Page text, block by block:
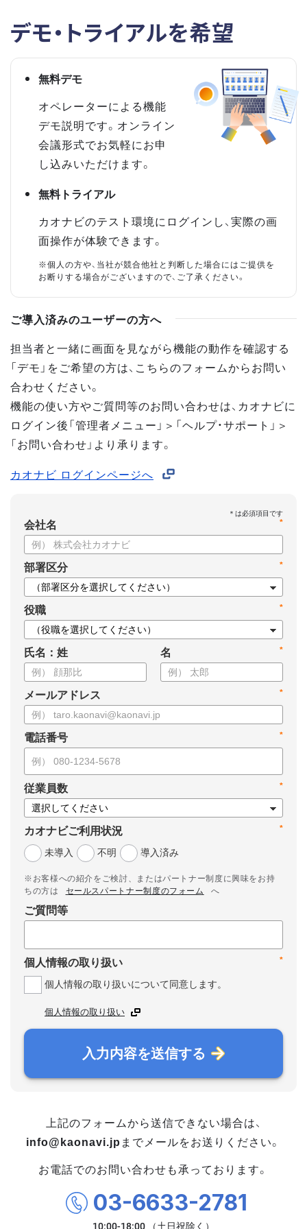
デモ・トライアルを希望
無料デモ
オペレーターによる機能
デモ説明です。オンライン
会議形式でお気軽にお申
し込みいただけます。
無料トライアル
カオナビのテスト環境にログインし、実際の画
面操作が体験できます。
※個人の方や、当社が競合他社と判断した場合にはご提供を
お断りする場合がございますので、ご了承ください。
ご導入済みのユーザーの方へ
担当者と一緒に画面を見ながら機能の動作を確認する
「デモ」をご希望の方は、こちらのフォームからお問い
合わせください。
機能の使い方やご質問等のお問い合わせは、カオナビに
ログイン後「管理者メニュー」＞「ヘルプ・サポート」＞
「お問い合わせ」より承ります。
カオナビ ログインページへ
*
会社名
*
部署区分
*
役職
氏名：姓 *
名
*
メールアドレス
*
電話番号
*
従業員数
*
カオナビご利用状況
未導入
不明 導入済み
※お客様への紹介をご検討、またはパートナー制度に興味をお持
ちの方は
セールスパートナー制度のフォーム へ
ご質問等
*
個人情報の取り扱い
個人情報の取り扱いについて同意します。
個人情報の取り扱い
入力内容を送信する
上記のフォームから送信できない場合は、
info@kaonavi.jp までメールをお送りください。
お電話でのお問い合わせも承っております。
03-6633-2781